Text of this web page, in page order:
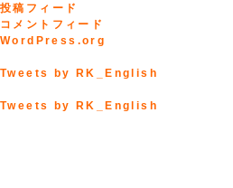
投稿フィード
コメントフィード
WordPress.org
Tweets by RK_English
Tweets by RK_English